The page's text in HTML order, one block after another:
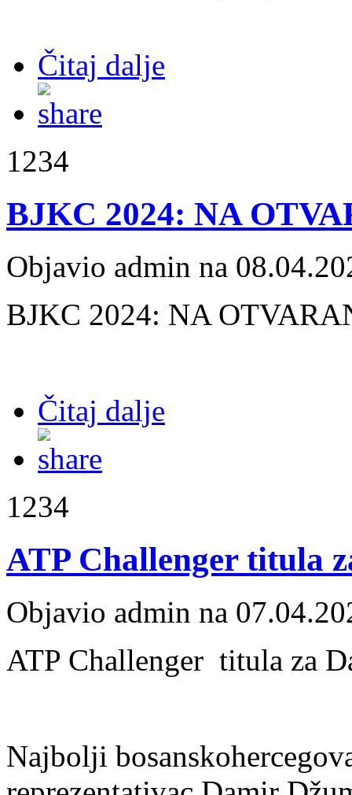
Čitaj dalje
1234
BJKC 2024: NA
Objavio admin na
BJKC 2024: NA
Čitaj dalje
1234
ATP Challenger titula
Objavio admin na
ATP Challenger titula za
Najbolji